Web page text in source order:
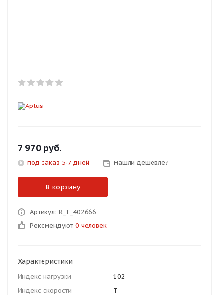
7 970 руб.
под заказ 5-7 дней Нашли дешевле?
В корзину
Артикул: R_T_402666
Рекомендуют 0 человек
Характеристики
Индекс нагрузки
102
Индекс скорости
T
Оплачивайте сегодня только
% будут
% каждые 2 недели